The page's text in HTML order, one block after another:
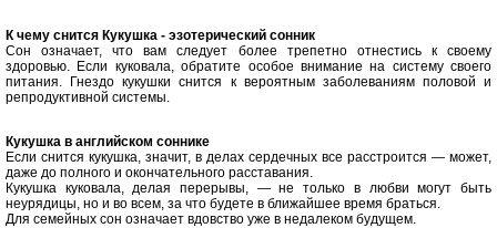
К чему снится Кукушка - эзотерический сонник
Сон означает, что вам следует более трепетно отнестись к своему
здоровью. Если куковала, обратите особое внимание на систему своего
питания. Гнездо кукушки снится к вероятным заболеваниям половой и
репродуктивной системы.
Кукушка в английском соннике
Если снится кукушка, значит, в делах сердечных все расстроится — может,
даже до полного и окончательного расставания.
Кукушка куковала, делая перерывы, — не только в любви могут быть
неурядицы, но и во всем, за что будете в ближайшее время браться.
Для семейных сон означает вдовство уже в недалеком будущем.